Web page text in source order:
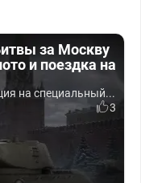
за Москву
и поездка на
на специальный...
3